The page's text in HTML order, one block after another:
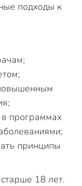
подходы к
программах
принципы
18 лет.